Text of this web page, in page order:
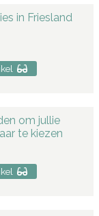
in Friesland
om jullie
te kiezen